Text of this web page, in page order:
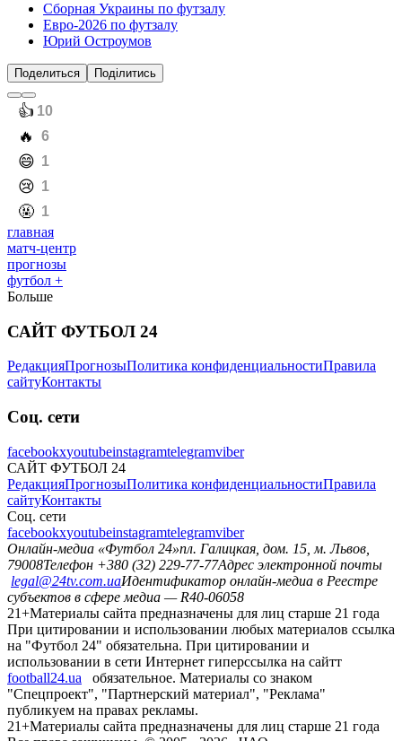
1/4 финала
31.01. 17:00.Франция– УКРАИНА – 4:2 доп.вр.
31.01. 20:00. Армения – Хорватия
01.02. 17:00.
01.02. 20:30.
1/2 финала
04.02. 18:00. Хорватия –
04.02. 21:30. Франция –
Матч за 3-е место
07.02. 17:00. Франция –
Финал
Тренер сборной Украины по футзалу рассказал, о чем не надо
Сборная Украины по футзалу
Евро-2026 по футзалу
Юрий Остроумов
Поделиться Поділитись
️👍10
️🔥 6
️😄 1
️😢 1
️🤬 1